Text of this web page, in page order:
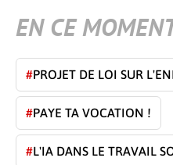
EN CE
#PROJET DE LOI SUR
#PAYE TA VOCATION !
#L'IA DANS LE TRAVAIL